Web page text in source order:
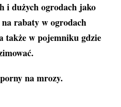
i dużych ogrodach jako
rabaty w ogrodach
także w pojemniku gdzie
na mrozy.